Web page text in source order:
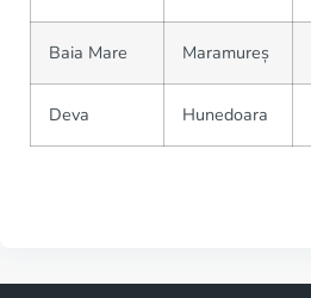
Baia Mare Maramureș
Deva Hunedoara